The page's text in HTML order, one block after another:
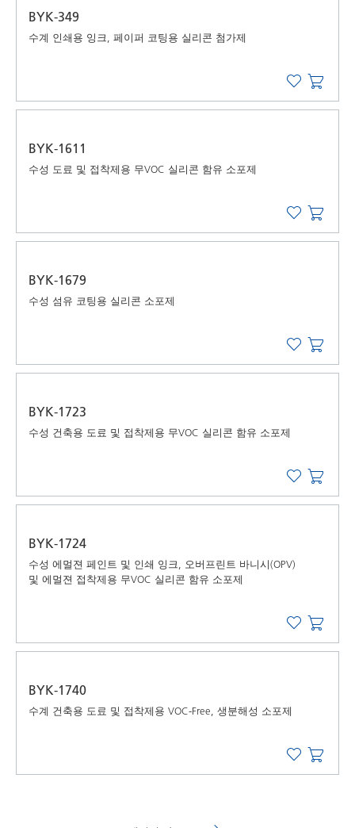
BYK-349
수계 인쇄용 잉크, 페이퍼 코팅용 실리콘 첨가제
BYK-1611
수성 도료 및 접착제용 무VOC 실리콘 함유 소포제
BYK-1679
수성 섬유 코팅용 실리콘 소포제
BYK-1723
수성 건축용 도료 및 접착제용 무VOC 실리콘 함유 소포제
BYK-1724
수성 에멀젼 페인트 및 인쇄 잉크, 오버프린트 바니시(OPV)
및 에멀젼 접착제용 무VOC 실리콘 함유 소포제
BYK-1740
수계 건축용 도료 및 접착제용 VOC-Free, 생분해성 소포제